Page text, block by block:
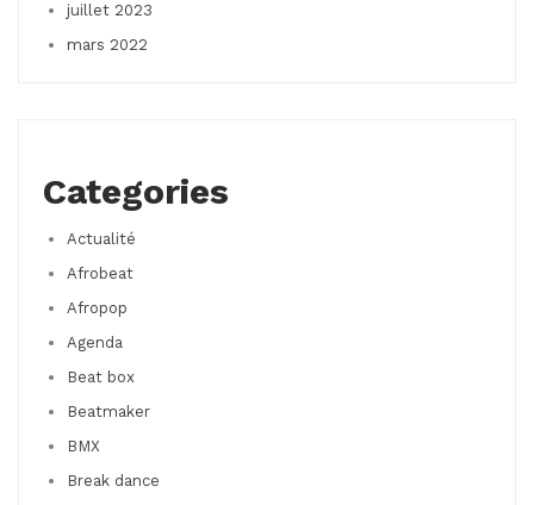
juillet 2023
mars 2022
Categories
Actualité
Afrobeat
Afropop
Agenda
Beat box
Beatmaker
BMX
Break dance